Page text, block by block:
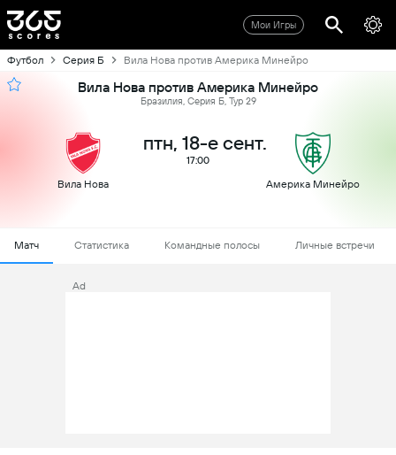
Мои Игры
Футбол Серия Б Вила Нова против Америка Минейро
Вила Нова против Америка Минейро
Бразилия, Серия Б, Тур 29
Вила Нова
птн, 18-е сент.
17:00
Америка Минейро
Матч Статистика Командные полосы Личные встречи
Ad